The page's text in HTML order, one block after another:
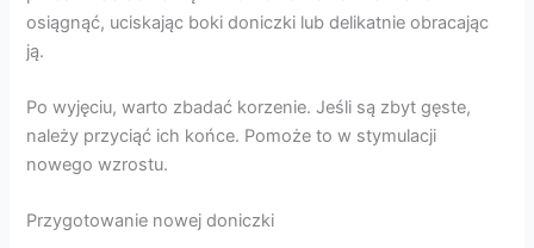
osiągnąć, uciskając boki doniczki lub delikatnie obracając
ją.
Po wyjęciu, warto zbadać korzenie. Jeśli są zbyt gęste,
należy przyciąć ich końce. Pomoże to w stymulacji
nowego wzrostu.
Przygotowanie nowej doniczki